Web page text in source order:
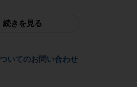
続きを見る
いてのお問い合わせ